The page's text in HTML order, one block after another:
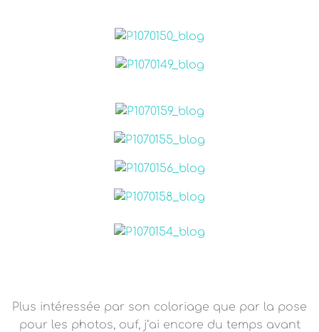
Plus intéressée par son coloriage que par la pose
pour les photos, ouf, j’ai encore du temps avant